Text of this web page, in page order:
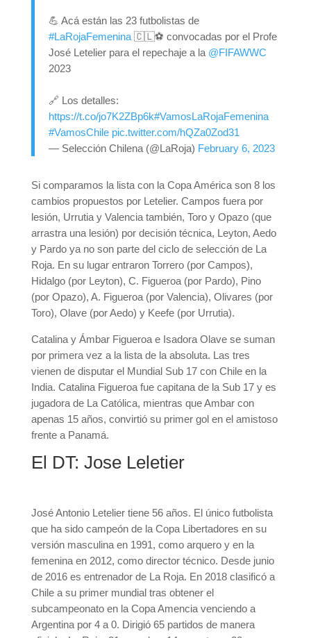
💪 Acá están las 23 futbolistas de
#LaRojaFemenina🇨🇱⚽️ convocadas por el Profe
José Letelier para el repechaje a la @FIFAWWC
2023
🔗 Los detalles:
https://t.co/jo7K2ZBp6k#VamosLaRojaFemenina
#VamosChile pic.twitter.com/hQZa0Zod31
— Selección Chilena (@LaRoja) February 6, 2023
Si comparamos la lista con la Copa América son 8 los
cambios propuestos por Letelier. Campos fuera por
lesión, Urrutia y Valencia también, Toro y Opazo (que
arrastra una lesión) por decisión técnica, Leyton, Aedo
y Pardo ya no son parte del ciclo de selección de La
Roja. En su lugar entraron Torrero (por Campos),
Hidalgo (por Leyton), C. Figueroa (por Pardo), Pino
(por Opazo), A. Figueroa (por Valencia), Olivares (por
Toro), Olave (por Aedo) y Keefe (por Urrutia).
Catalina y Ámbar Figueroa e Isadora Olave se suman
por primera vez a la lista de la absoluta. Las tres
vienen de disputar el Mundial Sub 17 con Chile en la
India. Catalina Figueroa fue capitana de la Sub 17 y es
jugadora de La Católica, mientras que Ambar con
apenas 15 años, convirtió su primer gol en el amistoso
frente a Panamá.
El DT: Jose Leletier
José Antonio Letelier tiene 56 años. El único futbolista
que ha sido campeón de la Copa Libertadores en su
versión masculina en 1991, como arquero y en la
femenina en 2012, como director técnico. Desde junio
de 2016 es entrenador de La Roja. En 2018 clasificó a
Chile a su primer mundial tras obtener el
subcampeonato en la Copa Amencia venciendo a
Argentina por 4 a 0. Dirigió 65 partidos de manera